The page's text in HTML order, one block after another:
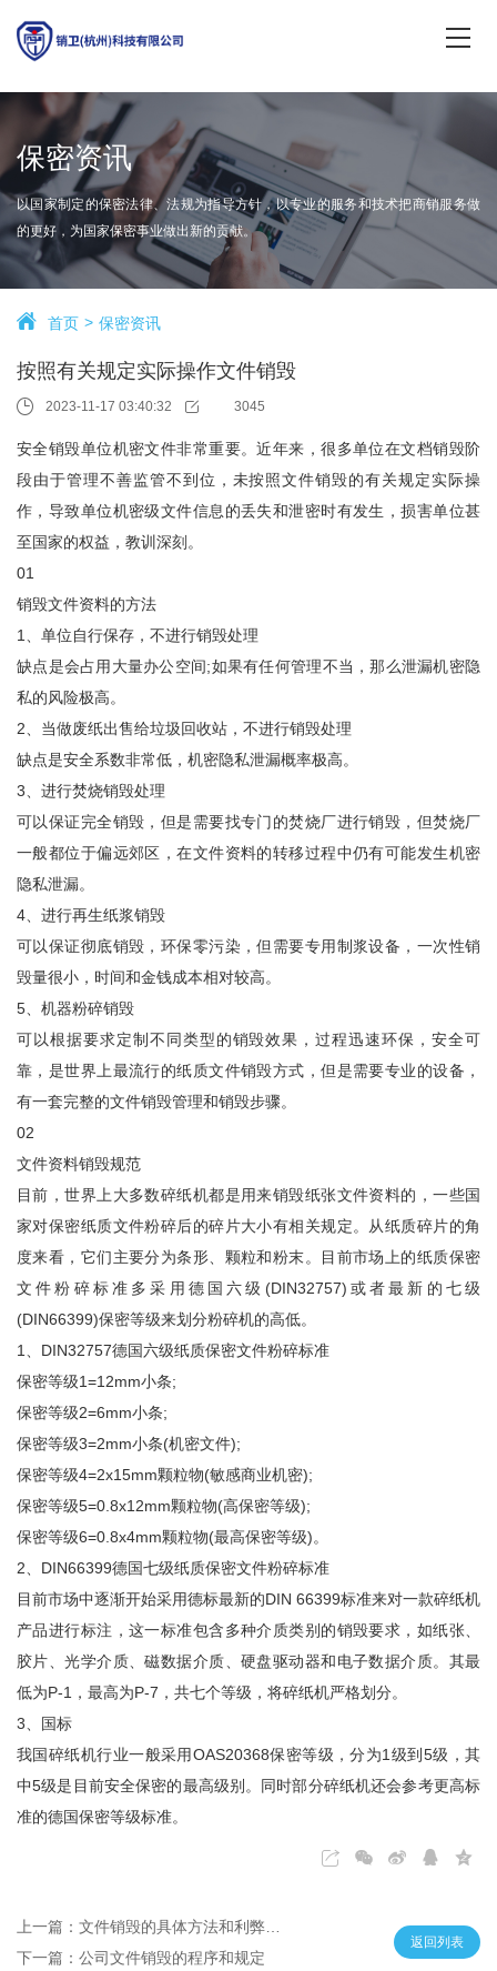
保密资讯
以国家制定的保密法律、法规为指导方针，以专业的服务和技术把商销服务做
的更好，为国家保密事业做出新的贡献。
首页 保密资讯
按照有关规定实际操作文件销毁
2023-11-17 03:40:32 3045
安全销毁单位机密文件非常重要。近年来，很多单位在文档销毁阶
段由于管理不善监管不到位，未按照文件销毁的有关规定实际操
作，导致单位机密级文件信息的丢失和泄密时有发生，损害单位甚
至国家的权益，教训深刻。
01
销毁文件资料的方法
1、单位自行保存，不进行销毁处理
缺点是会占用大量办公空间;如果有任何管理不当，那么泄漏机密隐
私的风险极高。
2、当做废纸出售给垃圾回收站，不进行销毁处理
缺点是安全系数非常低，机密隐私泄漏概率极高。
3、进行焚烧销毁处理
可以保证完全销毁，但是需要找专门的焚烧厂进行销毁，但焚烧厂
一般都位于偏远郊区，在文件资料的转移过程中仍有可能发生机密
隐私泄漏。
4、进行再生纸浆销毁
可以保证彻底销毁，环保零污染，但需要专用制浆设备，一次性销
毁量很小，时间和金钱成本相对较高。
5、机器粉碎销毁
可以根据要求定制不同类型的销毁效果，过程迅速环保，安全可
靠，是世界上最流行的纸质文件销毁方式，但是需要专业的设备，
有一套完整的文件销毁管理和销毁步骤。
02
文件资料销毁规范
目前，世界上大多数碎纸机都是用来销毁纸张文件资料的，一些国
家对保密纸质文件粉碎后的碎片大小有相关规定。从纸质碎片的角
度来看，它们主要分为条形、颗粒和粉末。目前市场上的纸质保密
文件粉碎标准多采用德国六级(DIN32757)或者最新的七级
(DIN66399)保密等级来划分粉碎机的高低。
1、DIN32757德国六级纸质保密文件粉碎标准
保密等级1=12mm小条;
保密等级2=6mm小条;
保密等级3=2mm小条(机密文件);
保密等级4=2x15mm颗粒物(敏感商业机密);
保密等级5=0.8x12mm颗粒物(高保密等级);
保密等级6=0.8x4mm颗粒物(最高保密等级)。
2、DIN66399德国七级纸质保密文件粉碎标准
目前市场中逐渐开始采用德标最新的DIN 66399标准来对一款碎纸机
产品进行标注，这一标准包含多种介质类别的销毁要求，如纸张、
胶片、光学介质、磁数据介质、硬盘驱动器和电子数据介质。其最
低为P-1，最高为P-7，共七个等级，将碎纸机严格划分。
3、国标
我国碎纸机行业一般采用OAS20368保密等级，分为1级到5级，其
中5级是目前安全保密的最高级别。同时部分碎纸机还会参考更高标
准的德国保密等级标准。
下一篇：公司文件销毁的程序和规定
返回列表